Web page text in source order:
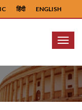
ENGLISH
हिंदी
Menu